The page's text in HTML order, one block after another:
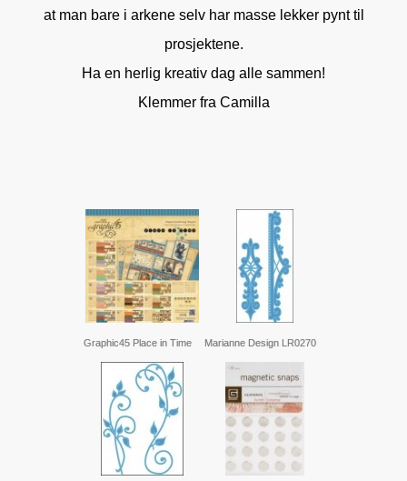
at man bare i arkene selv har masse lekker pynt til
prosjektene.
Ha en herlig kreativ dag alle sammen!
Klemmer fra Camilla
Graphic45 Place in Time Marianne Design LR0270